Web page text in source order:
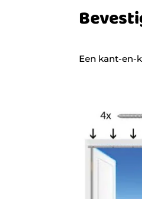
Een kant-en-